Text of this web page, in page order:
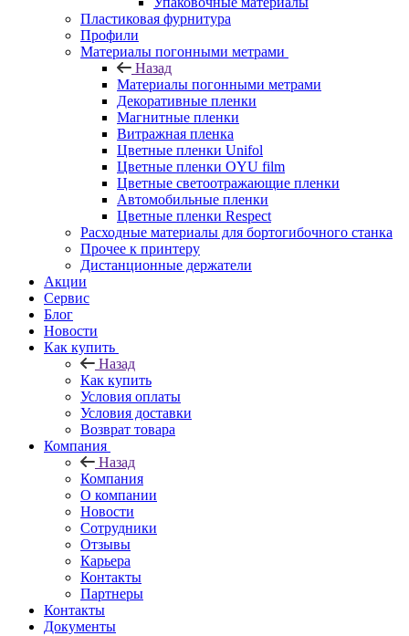
Пластиковая фурнитура
Профили
Материалы погонными метрами
Назад
Материалы погонными метрами
Декоративные пленки
Магнитные пленки
Витражная пленка
Цветные пленки Unifol
Цветные пленки OYU film
Цветные светоотражающие пленки
Автомобильные пленки
Цветные пленки Respect
Расходные материалы для бортогибочного станка
Прочее к принтеру
Дистанционные держатели
Акции
Сервис
Блог
Новости
Как купить
Назад
Как купить
Условия оплаты
Условия доставки
Возврат товара
Компания
Назад
Компания
О компании
Новости
Сотрудники
Отзывы
Карьера
Контакты
Партнеры
Контакты
Документы